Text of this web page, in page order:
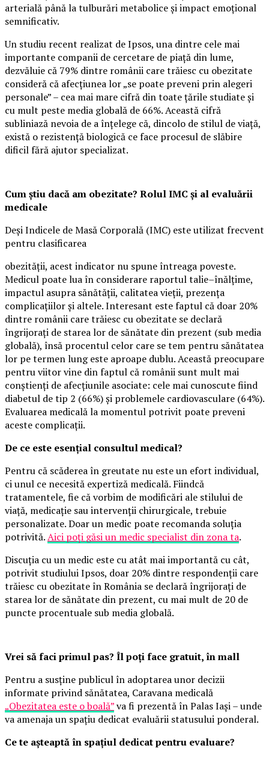
arterială până la tulburări metabolice și impact emoțional
semnificativ.
Un studiu recent realizat de Ipsos, una dintre cele mai
importante companii de cercetare de piață din lume,
dezvăluie că 79% dintre românii care trăiesc cu obezitate
consideră că afecțiunea lor „se poate preveni prin alegeri
personale” – cea mai mare cifră din toate țările studiate și
cu mult peste media globală de 66%. Această cifră
subliniază nevoia de a înțelege că, dincolo de stilul de viață,
există o rezistență biologică ce face procesul de slăbire
dificil fără ajutor specializat.
Cum știu dacă am obezitate? Rolul IMC și al evaluării
medicale
Deși Indicele de Masă Corporală (IMC) este utilizat frecvent
pentru clasificarea
obezității, acest indicator nu spune întreaga poveste.
Medicul poate lua în considerare raportul talie–înălțime,
impactul asupra sănătății, calitatea vieții, prezența
complicațiilor și altele. Interesant este faptul că doar 20%
dintre românii care trăiesc cu obezitate se declară
îngrijorați de starea lor de sănătate din prezent (sub media
globală), însă procentul celor care se tem pentru sănătatea
lor pe termen lung este aproape dublu. Această preocupare
pentru viitor vine din faptul că românii sunt mult mai
conștienți de afecțiunile asociate: cele mai cunoscute fiind
diabetul de tip 2 (66%) și problemele cardiovasculare (64%).
Evaluarea medicală la momentul potrivit poate preveni
aceste complicații.
De ce este esențial consultul medical?
Pentru că scăderea în greutate nu este un efort individual,
ci unul ce necesită expertiză medicală. Fiindcă
tratamentele, fie că vorbim de modificări ale stilului de
viață, medicație sau intervenții chirurgicale, trebuie
personalizate. Doar un medic poate recomanda soluția
potrivită.Aici poți găsi un medic specialist din zona ta.
Discuția cu un medic este cu atât mai importantă cu cât,
potrivit studiului Ipsos, doar 20% dintre respondenții care
trăiesc cu obezitate în România se declară îngrijorați de
starea lor de sănătate din prezent, cu mai mult de 20 de
puncte procentuale sub media globală.
Vrei să faci primul pas? Îl poți face gratuit, în mall
Pentru a susține publicul în adoptarea unor decizii
informate privind sănătatea, Caravana medicală
„Obezitatea este o boală”va fi prezentă în Palas Iași – unde
va amenaja un spațiu dedicat evaluării statusului ponderal.
Ce te așteaptă în spațiul dedicat pentru evaluare?